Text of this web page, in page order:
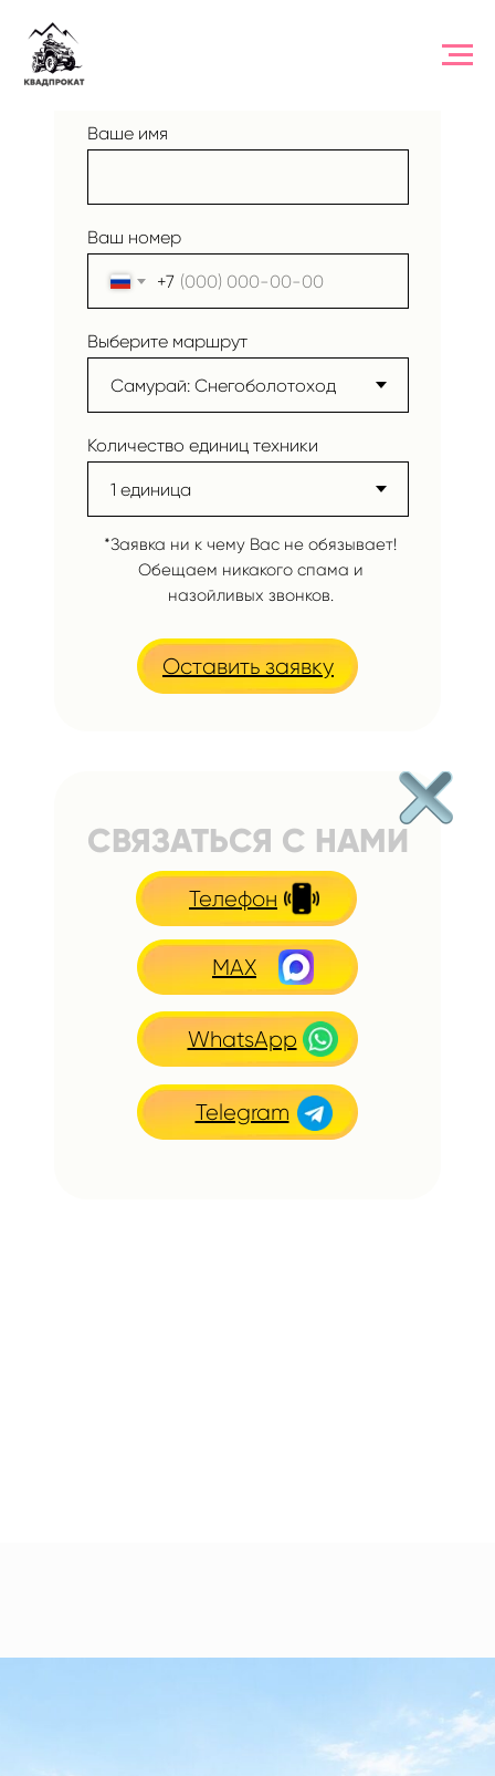
Оставить заявку
*Заявка ни к чему Вас не обязывает!
Обещаем никакого спама и
назойливых звонков.
Ваше имя
Ваш номер
+7
Выберите маршрут
Количество единиц техники
СВЯЗАТЬСЯ С НАМИ
Telegram
WhatsApp
MAX
Телефон